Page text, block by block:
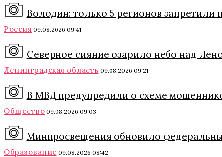
Володин: только 5 регионов запретили
Россия 09.08.2026 09:41
Северное сияние озарило небо над
Ленинградская область 09.08.2026 09:21
В МВД предупредили о схеме
Общество 09.08.2026 09:03
Минпросвещения обновило
Образование 09.08.2026 08:42